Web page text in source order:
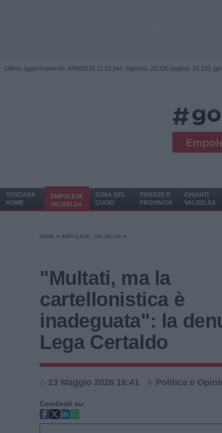
Ultimo aggiornamento: 8/08/2026 11:52 | ieri: Ingressi: 20.335 pagine: 29.131
TOSCANA
HOME
EMPOLESE
VALDELSA
ZONA DEL
CUOIO
FIRENZE E
PROVINCIA
CHIANTI
VALDELSA
HOME EMPOLESE - VALDELSA
"Multati, ma la
cartellonistica è
inadeguata": la
Lega Certaldo
13 Maggio 2026 16:41 Politica e
Condividi su: